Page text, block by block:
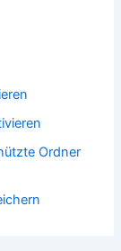
Ordner